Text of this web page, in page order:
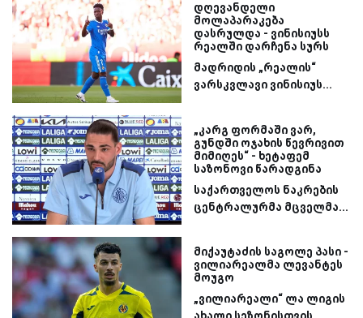
დღევანდელი
მოლაპარაკება
დასრულდა - ვინისიუსს
რეალში დარჩენა სურს
მადრიდის „რეალის“
ვარსკვლავი ვინისიუს...
„კარგ ფორმაში ვარ,
გუნდში ოჯახის წევრივით
მიმიღეს“ - ხეტაფემ
საზონოვი წარადგინა
საქართველოს ნაკრების
ცენტრალურმა მცველმა...
მიქაუტაძის საგოლე პასი -
ვილიარეალმა ლევანტეს
მოუგო
„ვილიარეალი“ ლა ლიგის